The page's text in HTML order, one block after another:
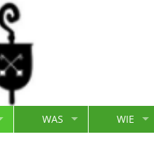
WAS
WIE